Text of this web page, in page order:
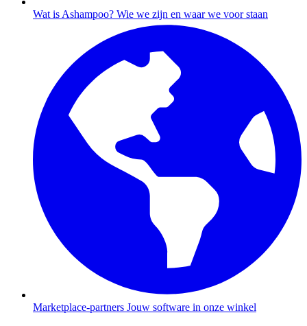
Wat is Ashampoo? Wie we zijn en waar we voor staan
Marketplace-partners Jouw software in onze winkel